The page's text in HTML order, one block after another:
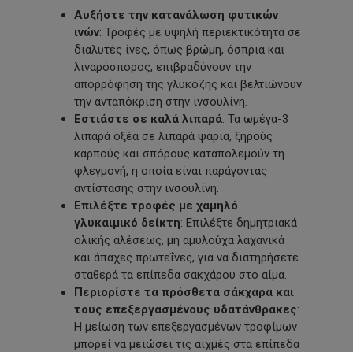
Αυξήστε την κατανάλωση φυτικών
ινών: Τροφές με υψηλή περιεκτικότητα σε
διαλυτές ίνες, όπως βρώμη, όσπρια και
λιναρόσπορος, επιβραδύνουν την
απορρόφηση της γλυκόζης και βελτιώνουν
την ανταπόκριση στην ινσουλίνη.
Εστιάστε σε καλά λιπαρά: Τα ωμέγα-3
λιπαρά οξέα σε λιπαρά ψάρια, ξηρούς
καρπούς και σπόρους καταπολεμούν τη
φλεγμονή, η οποία είναι παράγοντας
αντίστασης στην ινσουλίνη.
Επιλέξτε τροφές με χαμηλό
γλυκαιμικό δείκτη: Επιλέξτε δημητριακά
ολικής αλέσεως, μη αμυλούχα λαχανικά
και άπαχες πρωτεΐνες, για να διατηρήσετε
σταθερά τα επίπεδα σακχάρου στο αίμα.
Περιορίστε τα πρόσθετα σάκχαρα και
τους επεξεργασμένους υδατάνθρακες:
Η μείωση των επεξεργασμένων τροφίμων
μπορεί να μειώσει τις αιχμές στα επίπεδα